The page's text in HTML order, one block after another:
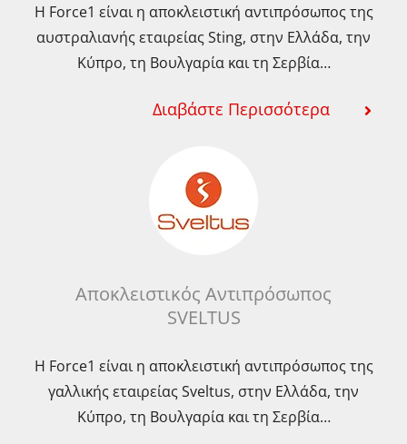
Η Force1 είναι η αποκλειστική αντιπρόσωπος της
αυστραλιανής εταιρείας Sting, στην Ελλάδα, την
Κύπρο, τη Βουλγαρία και τη Σερβία…
Διαβάστε Περισσότερα
Αποκλειστικός Αντιπρόσωπος
SVELTUS
Η Force1 είναι η αποκλειστική αντιπρόσωπος της
γαλλικής εταιρείας Sveltus, στην Ελλάδα, την
Κύπρο, τη Βουλγαρία και τη Σερβία…